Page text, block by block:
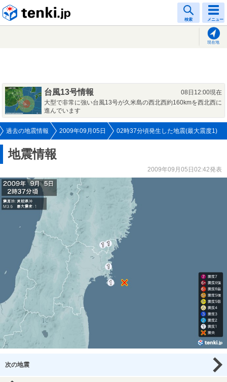
検索 メニュー
現在地
台風13号情報
08日12:00現在
大型で非常に強い台風13号が久米島の西北西約160kmを西北西に
進んでいます
過去の地震情報 2009年09月05日 02時37分頃発生した地震(最大震度1)
地震情報
2009年09月05日02:42発表
次の地震